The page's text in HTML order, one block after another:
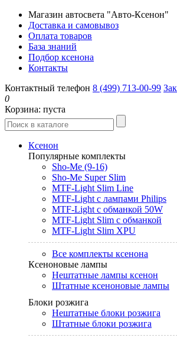
Магазин автосвета "Авто-Ксенон"
Доставка и самовывоз
Оплата товаров
База знаний
Подбор ксенона
Контакты
Контактный телефон 8 (499) 713-00-99
0
Корзина: пуста
Ксенон
Популярные комплекты
Sho-Me (9-16)
Sho-Me Super Slim
MTF-Light Slim Line
MTF-Light с лампами Philips
MTF-Light с обманкой 50W
MTF-Light Slim с обманкой
MTF-Light Slim XPU
Все комплекты ксенона
Ксеноновые лампы
Нештатные лампы ксенон
Штатные ксеноновые лампы
Блоки розжига
Нештатные блоки розжига
Штатные блоки розжига